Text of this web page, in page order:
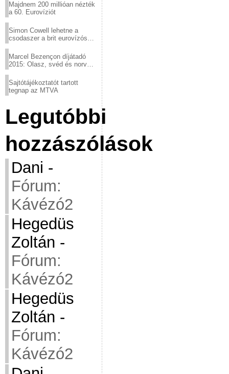
Majdnem 200 millióan nézték
a 60. Eurovíziót
Simon Cowell lehetne a
csodaszer a brit eurovízós
Marcel Bezençon díjátadó
2015: Olasz, svéd és norvég
Sajtótájékoztatót tartott
tegnap az MTVA
Legutóbbi
hozzászólások
Dani -
Fórum:
Kávézó2
Hegedüs
Zoltán -
Fórum:
Kávézó2
Hegedüs
Zoltán -
Fórum:
Kávézó2